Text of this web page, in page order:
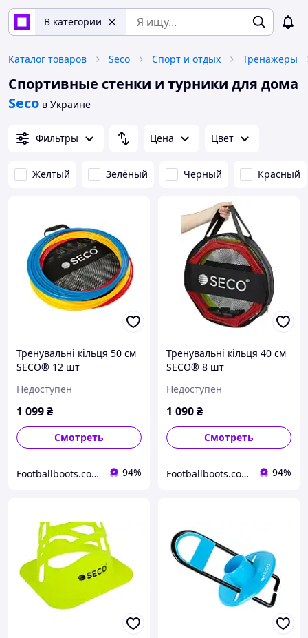
В категории
Каталог товаров Seco Спорт и отдых Тренажеры
Спортивные стенки и турники для дома
Seco в Украине
Фильтры Цена Цвет
Желтый Зелёный Черный Красный
Тренувальні кільця 50 см
SECO® 12 шт
Недоступен
1 099₴
Смотреть
Footballboots.com.ua 94%
Тренувальні кільця 40 см
SECO® 8 шт
Недоступен
1 090₴
Смотреть
Footballboots.com.ua 94%